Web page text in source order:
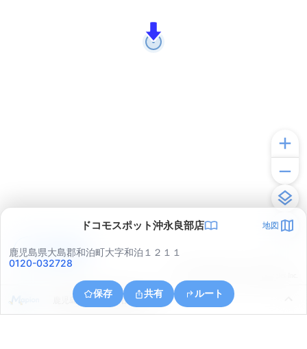
ドコモスポット沖永良部店 地図
鹿児島県大島郡和泊町大字和泊１２１１
0120-032728
保存 共有 ルート
鹿児島県大島郡和泊町玉城
アプリで見る